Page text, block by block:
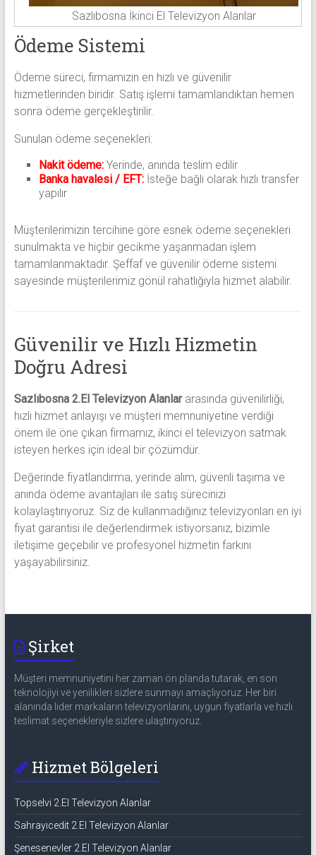
Sazlıbosna İkinci El Televizyon Alanlar
Ödeme Sistemi
Ödeme süreci, firmamızın en hızlı ve güvenilir
hizmetlerinden biridir. Satış işlemi tamamlandıktan hemen
sonra ödeme gerçekleştirilir.
Sunulan ödeme seçenekleri:
Nakit ödeme:Yerinde, anında teslim edilir
Banka havalesi / EFT:İsteğe bağlı olarak hızlı transfer
yapılır
Müşterilerimizin tercihine göre esnek ödeme seçenekleri
sunulmakta ve hiçbir gecikme yaşanmadan işlem
tamamlanmaktadır. Şeffaf ve güvenilir ödeme sistemi
sayesinde müşterilerimiz gönül rahatlığıyla hizmet alabilir.
Güvenilir ve Hızlı Hizmetin
Doğru Adresi
Sazlıbosna 2.El Televizyon Alanlararasında güvenilirliği,
hızlı hizmet anlayışı ve müşteri memnuniyetine verdiği
önem ile öne çıkan firmamız, ikinci el televizyon satmak
isteyen herkes için ideal bir çözümdür.
Değerinde fiyatlandırma, yerinde alım, güvenli taşıma ve
anında ödeme avantajları ile satış sürecinizi
kolaylaştırıyoruz. Siz de kullanmadığınız televizyonları en iyi
fiyat garantisi ile değerlendirmek istiyorsanız, bizimle
iletişime geçebilir ve profesyonel hizmetin farkını
yaşayabilirsiniz.
Şirket
Müşteri memnuniyetini her zaman ön planda tutarak, en son
teknolojiyi ve yenilikleri sizlere sunmayı amaçlıyoruz. Her biri
alanında lider markaların televizyonlarını, uygun fiyatlarla ve hızlı
teslimat seçenekleriyle sizlere ulaştırıyoruz.
Hizmet Bölgeleri
Topselvi 2.El Televizyon Alanlar
Sahrayıcedit 2.El Televizyon Alanlar
Şenesenevler 2.El Televizyon Alanlar